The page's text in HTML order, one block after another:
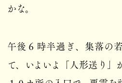
かな。
午後６時半過ぎ、集落の
て、いよいよ「人形送り